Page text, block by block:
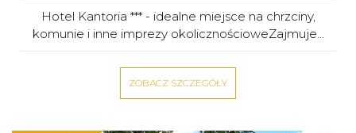
Hotel Kantoria *** - idealne miejsce na chrzciny,
komunie i inne imprezy okolicznościoweZajmuje...
ZOBACZ SZCZEGÓŁY